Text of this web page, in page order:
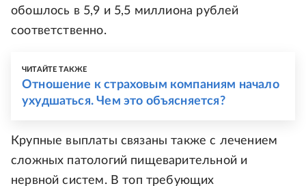
обошлось в 5,9 и 5,5 миллиона рублей
соответственно.
ЧИТАЙТЕ ТАКЖЕ
Отношение к страховым компаниям начало
ухудшаться. Чем это объясняется?
Крупные выплаты связаны также с лечением
сложных патологий пищеварительной и
нервной систем. В топ требующих